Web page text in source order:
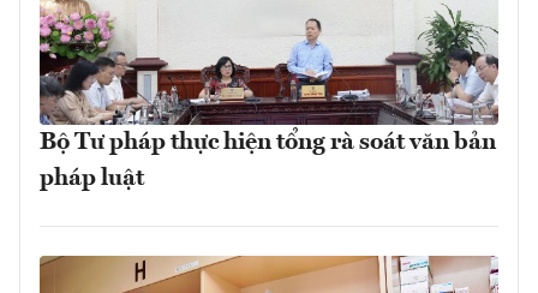
Bộ Tư pháp thực hiện tổng rà soát văn bản
pháp luật